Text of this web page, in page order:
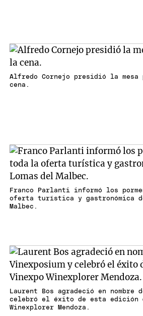
Alfredo Cornejo presidió la
cena.
Franco Parlanti informó los
oferta turística y gastronómica
Malbec.
Laurent Bos agradeció en nombre
celebró el éxito de esta edición
Winexplorer Mendoza.